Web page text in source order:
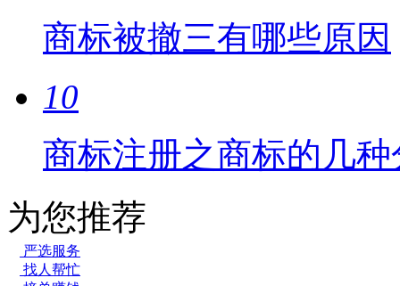
商标被撤三有哪些原因
10
商标注册之商标的几种
为您推荐
严选服务
找人帮忙